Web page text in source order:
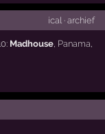
ical· archief
Madhouse, Panama,